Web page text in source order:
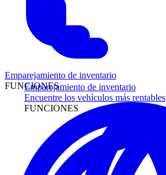
Emparejamiento de inventario
Encuentre los vehículos más rentables
FUNCIONES
Emparejamiento de inventario
FUNCIONES